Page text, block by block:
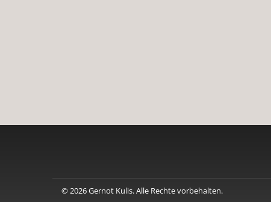
© 2026 Gernot Kulis. Alle Rechte vorbehalten.